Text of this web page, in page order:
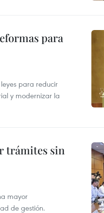
para
para reducir
y modernizar la
trámites sin
mayor
de gestión.